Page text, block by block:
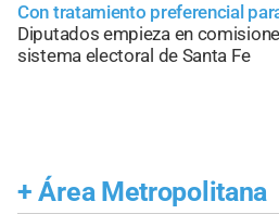
Con tratamiento preferencial
Diputados empieza en
sistema electoral de Santa Fe
+ Área Metropolitana